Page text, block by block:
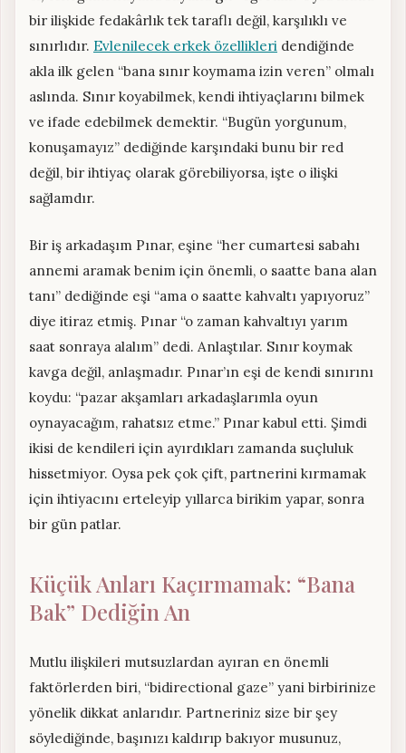
bir ilişkide fedakârlık tek taraflı değil, karşılıklı ve
sınırlıdır. Evlenilecek erkek özellikleri dendiğinde
akla ilk gelen “bana sınır koymama izin veren” olmalı
aslında. Sınır koyabilmek, kendi ihtiyaçlarını bilmek
ve ifade edebilmek demektir. “Bugün yorgunum,
konuşamayız” dediğinde karşındaki bunu bir red
değil, bir ihtiyaç olarak görebiliyorsa, işte o ilişki
sağlamdır.
Bir iş arkadaşım Pınar, eşine “her cumartesi sabahı
annemi aramak benim için önemli, o saatte bana alan
tanı” dediğinde eşi “ama o saatte kahvaltı yapıyoruz”
diye itiraz etmiş. Pınar “o zaman kahvaltıyı yarım
saat sonraya alalım” dedi. Anlaştılar. Sınır koymak
kavga değil, anlaşmadır. Pınar’ın eşi de kendi sınırını
koydu: “pazar akşamları arkadaşlarımla oyun
oynayacağım, rahatsız etme.” Pınar kabul etti. Şimdi
ikisi de kendileri için ayırdıkları zamanda suçluluk
hissetmiyor. Oysa pek çok çift, partnerini kırmamak
için ihtiyacını erteleyip yıllarca birikim yapar, sonra
bir gün patlar.
Küçük Anları Kaçırmamak: “Bana
Bak” Dediğin An
Mutlu ilişkileri mutsuzlardan ayıran en önemli
faktörlerden biri, “bidirectional gaze” yani birbirinize
yönelik dikkat anlarıdır. Partneriniz size bir şey
söylediğinde, başınızı kaldırıp bakıyor musunuz,